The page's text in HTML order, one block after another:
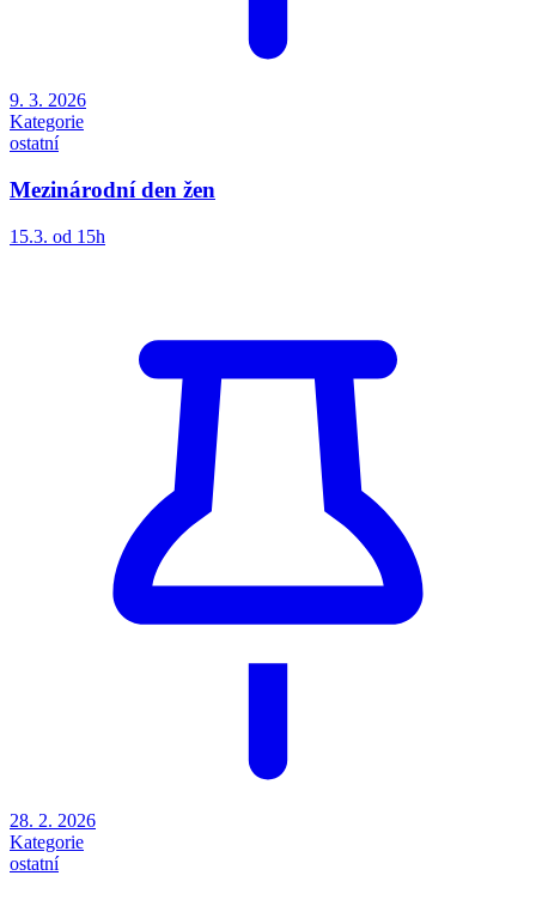
9. 3. 2026
Kategorie
ostatní
Mezinárodní den žen
15.3. od 15h
28. 2. 2026
Kategorie
ostatní